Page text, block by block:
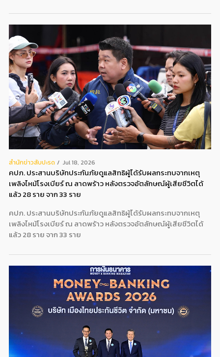
สํานักข่าวสับปะรด Jul 18, 2026
คปภ. ประสานบริษัทประกันภัยดูแลสิทธิผู้ได้รับผลกระทบจากเหตุ
เพลิงไหม้โรงเบียร์ ณ ลาดพร้าว หลังตรวจอัตลักษณ์ผู้เสียชีวิตได้
แล้ว 28 ราย จาก 33 ราย
คปภ. ประสานบริษัทประกันภัยดูแลสิทธิผู้ได้รับผลกระทบจากเหตุ
เพลิงไหม้โรงเบียร์ ณ ลาดพร้าว หลังตรวจอัตลักษณ์ผู้เสียชีวิตได้
แล้ว 28 ราย จาก 33 ราย